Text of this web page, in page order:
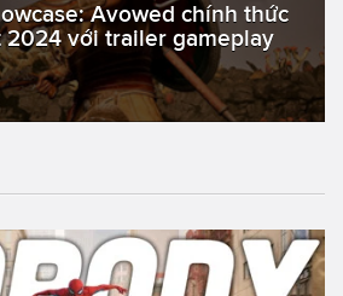
Avowed chính thức
2024 với trailer gameplay